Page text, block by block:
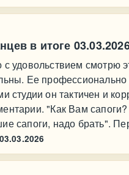
в итоге
с удовольствием смотрю
Ее
студии он тактичен и
"Как Вам
сапоги, надо брать".
03.03.2026